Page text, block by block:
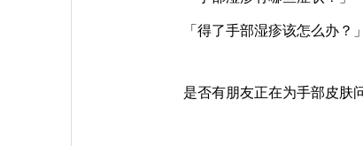
「得了手部湿疹该怎么办？」
是否有朋友正在为手部皮肤